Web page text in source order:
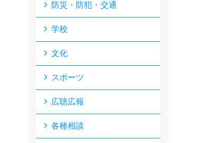
防災・防犯・交通
学校
文化
スポーツ
広聴広報
各種相談